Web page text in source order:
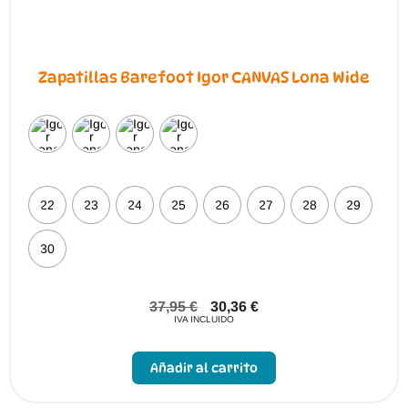
Zapatillas Barefoot Igor CANVAS Lona Wide
22 23 24 25 26 27 28 29
30
37,95€ 30,36 €
IVA INCLUIDO
Añadir al carrito